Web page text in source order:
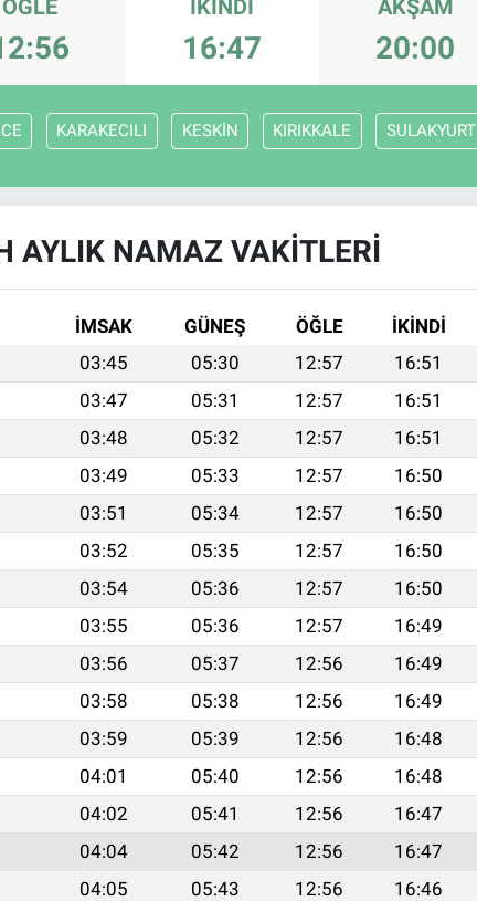
ÖĞLE İKINDI
16:47
AKŞAM
20:00
KARAKECILI KESKİN KIRIKKALE SULAKYURT
AYLIK NAMAZ VAKITLERI
İMSAK GÜNEŞ ÖĞLE İKINDI
03:45 05:30 12:57 16:51
03:47 05:31 12:57 16:51
03:48 05:32 12:57 16:51
03:49 05:33 12:57 16:50
03:51 05:34 12:57 16:50
03:52 05:35 12:57 16:50
03:54 05:36 12:57 16:50
03:55 05:36 12:57 16:49
03:56 05:37 12:56 16:49
03:58 05:38 12:56 16:49
03:59 05:39 12:56 16:48
04:01 05:40 12:56 16:48
04:02 05:41 12:56 16:47
04:04 05:42 12:56 16:47
04:05 05:43 12:56 16:46